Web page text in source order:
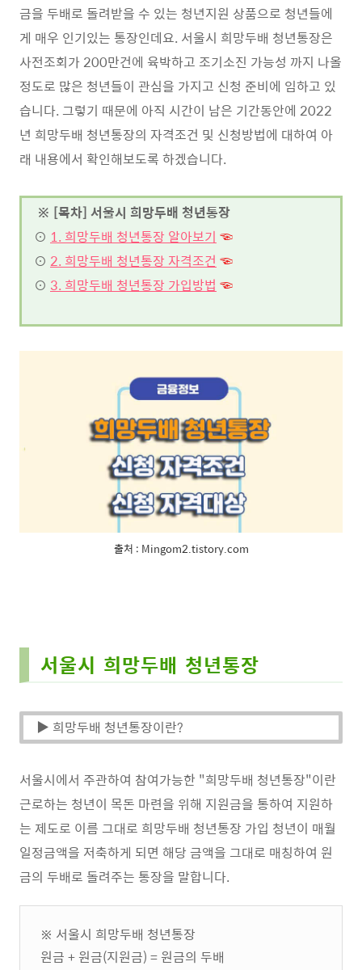
금을 두배로 돌려받을 수 있는 청년지원 상품으로 청년들에
게 매우 인기있는 통장인데요. 서울시 희망두배 청년통장은
사전조회가 200만건에 육박하고 조기소진 가능성 까지 나올
정도로 많은 청년들이 관심을 가지고 신청 준비에 임하고 있
습니다. 그렇기 때문에 아직 시간이 남은 기간동안에 2022
년 희망두배 청년통장의 자격조건 및 신청방법에 대하여 아
래 내용에서 확인해보도록 하겠습니다.
※ [목차] 서울시 희망두배 청년통장
⊙ 1. 희망두배 청년통장 알아보기 ☜
⊙ 2. 희망두배 청년통장 자격조건 ☜
⊙ 3. 희망두배 청년통장 가입방법 ☜
출처 : Mingom2.tistory.com
서울시 희망두배 청년통장
▶ 희망두배 청년통장이란?
서울시에서 주관하여 참여가능한 "희망두배 청년통장"이란
근로하는 청년이 목돈 마련을 위해 지원금을 통하여 지원하
는 제도로 이름 그대로 희망두배 청년통장 가입 청년이 매월
일정금액을 저축하게 되면 해당 금액을 그대로 매칭하여 원
금의 두배로 돌려주는 통장을 말합니다.
※ 서울시 희망두배 청년통장
원금 + 원금(지원금) = 원금의 두배